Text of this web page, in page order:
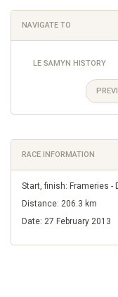
NAVIGATE TO
LE SAMYN HISTORY
RACE INFORMATION
Start, finish: Frameries -
Distance: 206.3 km
Date: 27 February 2013